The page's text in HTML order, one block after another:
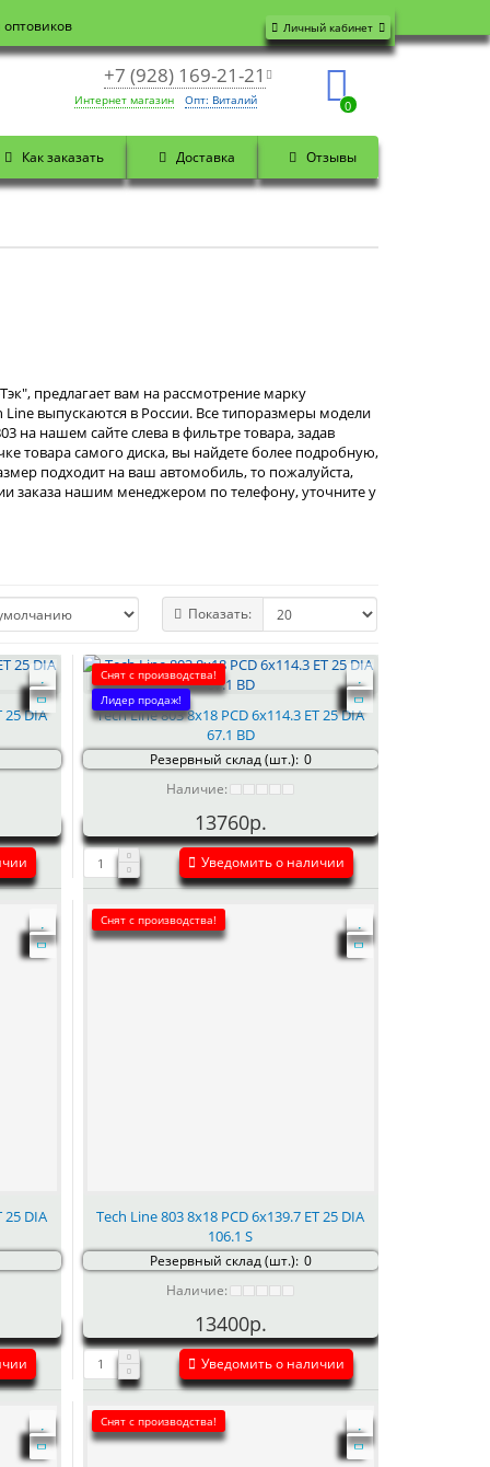
Личный кабинет
оптовиков
+7 (928) 169-21-21
Интернет магазин Опт: Виталий 0
Как заказать Доставка Отзывы
предлагает вам на рассмотрение марку
выпускаются в России. Все типоразмеры модели
на нашем сайте слева в фильтре товара, задав
товара самого диска, вы найдете более подробную,
подходит на ваш автомобиль, то пожалуйста,
заказа нашим менеджером по телефону, уточните у
Показать:
25 DIA
Снят с производства!
Лидер продаж!
Tech Line 803 8x18 PCD 6x114.3 ET 25 DIA
67.1 BD
Резервный склад (шт.): 0
Наличие:
13760р.
Уведомить о наличии
25 DIA
Снят с производства!
Tech Line 803 8x18 PCD 6x139.7 ET 25 DIA
106.1 S
Резервный склад (шт.): 0
Наличие:
13400р.
Уведомить о наличии
Снят с производства!